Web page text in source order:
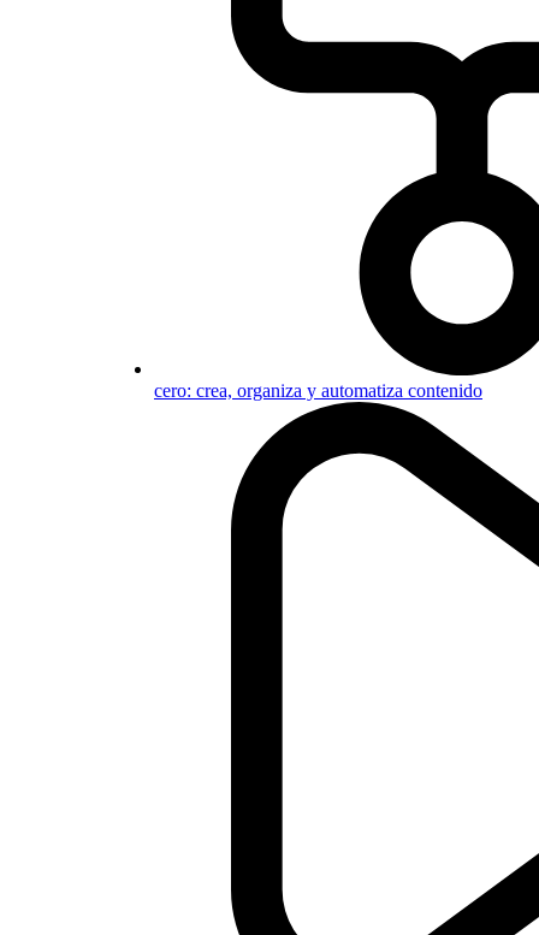
cero: crea, organiza y automatiza contenido